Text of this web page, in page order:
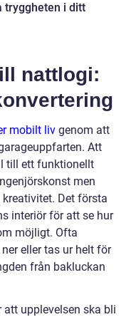
tryggheten i ditt
nattlogi:
mobilt liv genom att
Att
till ett funktionellt
men
Det första
interiör för att se hur
möjligt. Ofta
eller tas ur helt för
från bakluckan
upplevelsen ska bli